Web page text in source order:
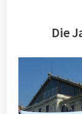
Die